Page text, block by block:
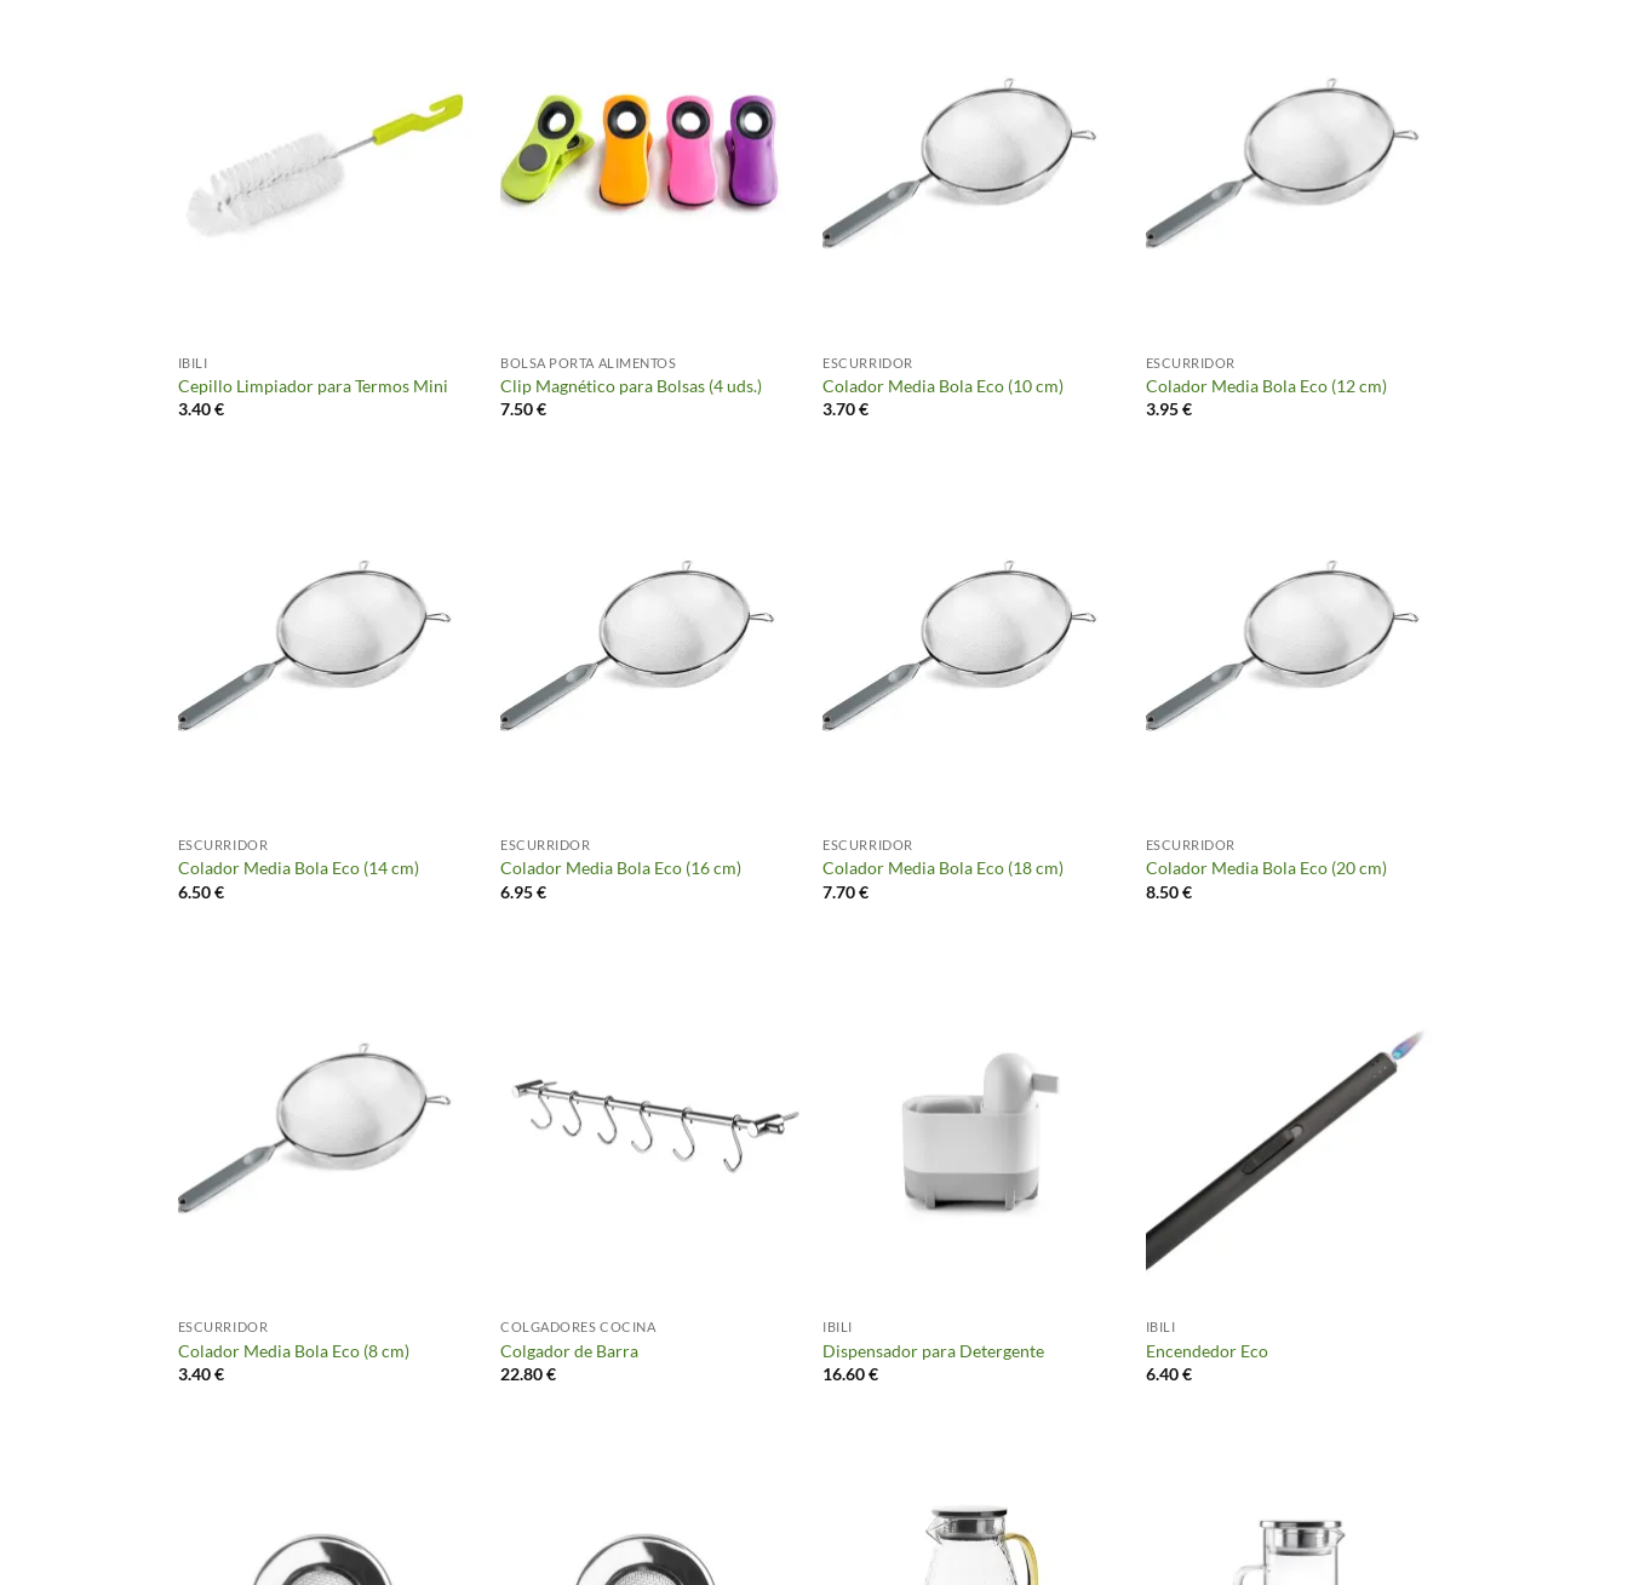
IBILI
Cepillo Limpiador para Termos Mini
3.40€
BOLSA PORTA ALIMENTOS
Clip Magnético para Bolsas (4 uds.)
7.50€
ESCURRIDOR
Colador Media Bola Eco (10 cm)
3.70€
ESCURRIDOR
Colador Media Bola Eco (12 cm)
3.95€
ESCURRIDOR
Colador Media Bola Eco (14 cm)
6.50€
ESCURRIDOR
Colador Media Bola Eco (16 cm)
6.95€
ESCURRIDOR
Colador Media Bola Eco (18 cm)
7.70€
ESCURRIDOR
Colador Media Bola Eco (20 cm)
8.50€
ESCURRIDOR
Colador Media Bola Eco (8 cm)
3.40€
COLGADORES COCINA
Colgador de Barra
22.80€
IBILI
Dispensador para Detergente
16.60€
IBILI
Encendedor Eco
6.40€